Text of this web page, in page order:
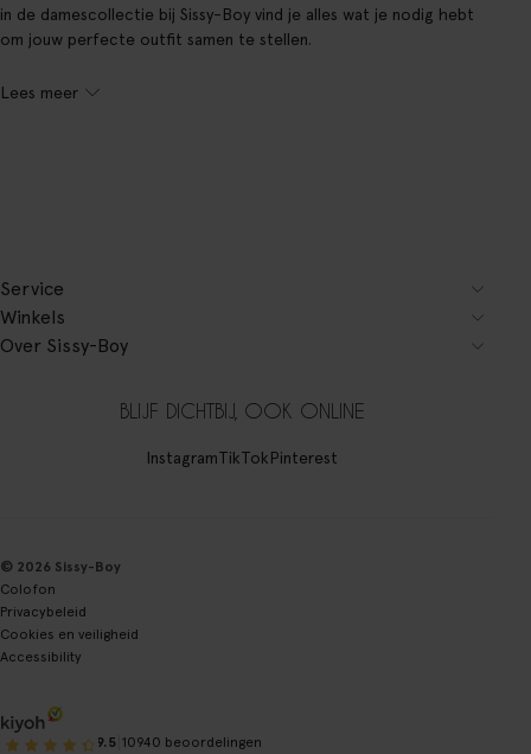
in de damescollectie bij Sissy-Boy vind je alles wat je nodig hebt
om jouw perfecte outfit samen te stellen.
Lees meer
Service
Winkels
Over Sissy-Boy
BLIJF DICHTBIJ, OOK ONLINE
InstagramTikTokPinterest
© 2026 Sissy-Boy
Colofon
Privacybeleid
Cookies en veiligheid
Accessibility
9.5 10940 beoordelingen